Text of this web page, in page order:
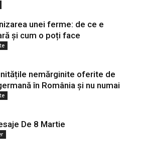
unei ferme: de ce e
și cum o poți face
nemărginite oferite de
în România și nu numai
De 8 Martie